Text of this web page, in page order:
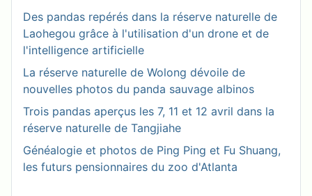
Des pandas repérés dans la réserve naturelle de
Laohegou grâce à l'utilisation d'un drone et de
l'intelligence artificielle
La réserve naturelle de Wolong dévoile de
nouvelles photos du panda sauvage albinos
Trois pandas aperçus les 7, 11 et 12 avril dans la
réserve naturelle de Tangjiahe
Généalogie et photos de Ping Ping et Fu Shuang,
les futurs pensionnaires du zoo d'Atlanta